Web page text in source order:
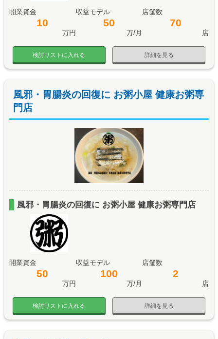
開業資金
10
万円
収益モデル
50
万/月
店舗数
70
店
詳細を見る
検討リストに入れる
風邪・胃腸炎の回復に お粥小屋 健康お粥専
門店
風邪・胃腸炎の回復に お粥小屋 健康お粥専門店
開業資金
50
万円
収益モデル
100
万/月
店舗数
2
店
詳細を見る
検討リストに入れる